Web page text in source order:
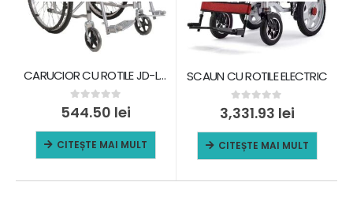
CARUCIOR CU ROTILE JD-L03
0out of 5
544.50 lei
CITEȘTE MAI MULT
SCAUN CU ROTILE ELECTRIC
0out of 5
3,331.93 lei
CITEȘTE MAI MULT